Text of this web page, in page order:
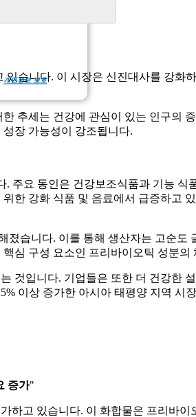
.개인정보 보호
습니다. 이 시장은 신진대사를 강화
추세는 건강에 관심이 있는 인구의
장 가능성이 강조됩니다.
주요 동인은 건강보조식품과 기능 식
한 강화 식품 및 음료에서 급증하고
습니다. 이를 통해 생산자는 고순도
심 구성 요소인 프리바이오틱 성분의
것입니다. 기업들은 또한 더 건강한
이상 증가한 아시아 태평양 지역 시
증가"
하고 있습니다. 이 화합물은 프리바